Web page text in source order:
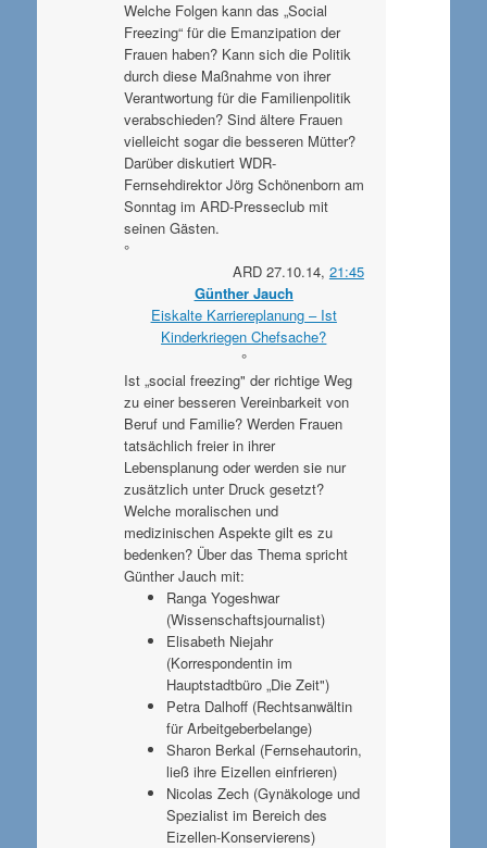
Welche Folgen kann das „Social
Freezing“ für die Emanzipation der
Frauen haben? Kann sich die Politik
durch diese Maßnahme von ihrer
Verantwortung für die Familienpolitik
verabschieden? Sind ältere Frauen
vielleicht sogar die besseren Mütter?
Darüber diskutiert WDR-
Fernsehdirektor Jörg Schönenborn am
Sonntag im ARD-Presseclub mit
seinen Gästen.
°
ARD 27.10.14, 21:45
Günther Jauch
Eiskalte Karriereplanung – Ist
Kinderkriegen Chefsache?
°
Ist „social freezing" der richtige Weg
zu einer besseren Vereinbarkeit von
Beruf und Familie? Werden Frauen
tatsächlich freier in ihrer
Lebensplanung oder werden sie nur
zusätzlich unter Druck gesetzt?
Welche moralischen und
medizinischen Aspekte gilt es zu
bedenken? Über das Thema spricht
Günther Jauch mit:
Ranga Yogeshwar
(Wissenschaftsjournalist)
Elisabeth Niejahr
(Korrespondentin im
Hauptstadtbüro „Die Zeit")
Petra Dalhoff (Rechtsanwältin
für Arbeitgeberbelange)
Sharon Berkal (Fernsehautorin,
ließ ihre Eizellen einfrieren)
Nicolas Zech (Gynäkologe und
Spezialist im Bereich des
Eizellen-Konservierens)